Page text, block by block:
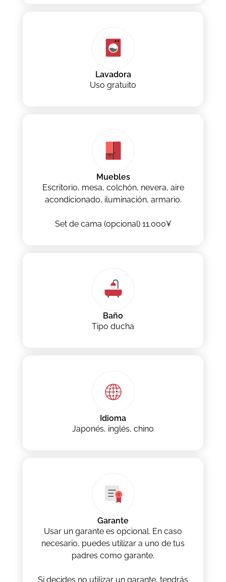
Lavadora
Uso gratuito
Muebles
Escritorio, mesa, colchón, nevera, aire
acondicionado, iluminación, armario.
Set de cama (opcional) 11.000¥
Baño
Tipo ducha
Idioma
Japonés, inglés, chino
Garante
Usar un garante es opcional. En caso
necesario, puedes utilizar a uno de tus
padres como garante.
Si decides no utilizar un garante, tendrás